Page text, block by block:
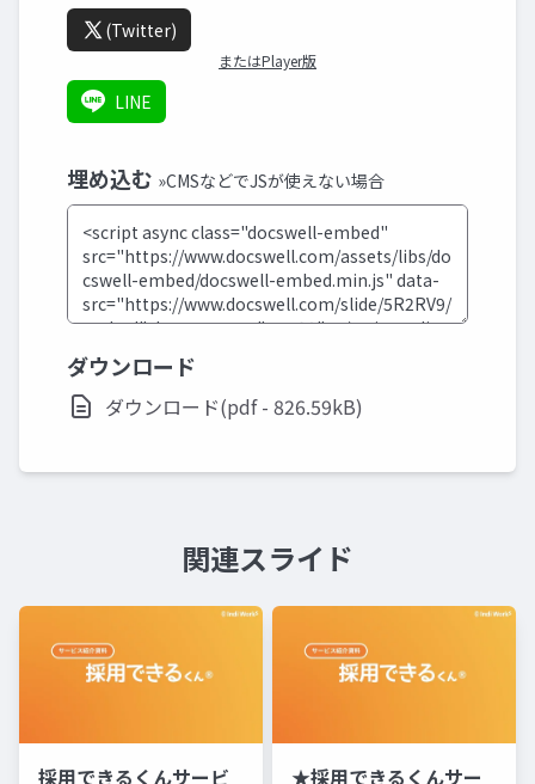
(Twitter)
またはPlayer版
LINE
埋め込む »CMSなどでJSが使えない場合
ダウンロード
ダウンロード(pdf - 826.59kB)
関連スライド
採用できるくんサービ ★採用できるくんサー